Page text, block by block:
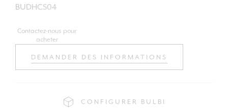
BUDHCS04
Contactez-nous pour
acheter
DEMANDER DES INFORMATIONS
CONFIGURER BULBI